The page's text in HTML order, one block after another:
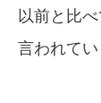
以前と比
言われてい